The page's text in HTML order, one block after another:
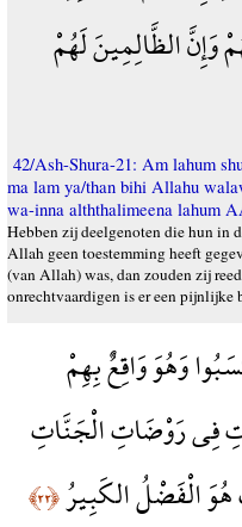
الظَّالِمِينَ لَهُمْ
42/Ash-Shura-21: Am lahum
ma lam ya/than bihi Allahu
wa-inna alththalimeena lahum
Hebben zij deelgenoten die hun in
Allah geen toestemming heeft
(van Allah) was, dan zouden zij
onrechtvaardigen is er een pijnlijke
وَهُوَ وَاقِعٌ بِهِمْ
فِي رَوْضَاتِ الْجَنَّاتِ
الْفَضْلُ الكَبِيرُ﴿٢٢﴾